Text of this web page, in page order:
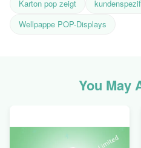
Karton pop zeigt
Wellpappe POP-Displays
You May